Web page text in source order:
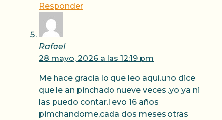
Responder
Rafael
28 mayo, 2026 a las 12:19 pm
Me hace gracia lo que leo aquí.uno dice
que le an pinchado nueve veces .yo ya ni
las puedo contar.llevo 16 años
pimchandome,cada dos meses,otras